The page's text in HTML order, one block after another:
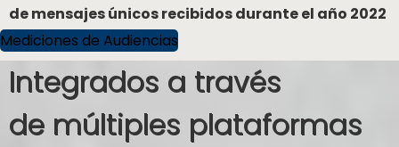
de mensajes únicos recibidos durante el año 2022
Mediciones de Audiencias
Integrados a través
de múltiples plataformas